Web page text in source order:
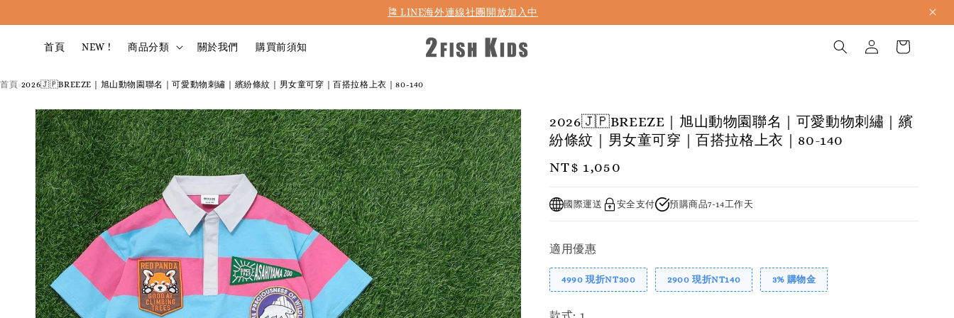
首購折50 ｜ 滿1,500 免運 ｜ 滿2,900 折140 ｜ 3%購物金
🎏 LINE海外連線社團開放加入中
首頁 NEW ! 商品分類 關於我們 購買前須知
首頁›2026🇯🇵BREEZE｜旭山動物園聯名｜可愛動物刺繡｜繽紛條紋｜男女童可穿｜百搭拉格上衣｜80-140
2026🇯🇵BREEZE｜旭山動物園聯名｜可愛動物刺繡｜繽
紛條紋｜男女童可穿｜百搭拉格上衣｜80-140
Regular
NT$ 1,050
國際運送 安全支付 預購商品7-14工作天
適用優惠
4990 現折NT300 2900 現折NT140 3% 購物金